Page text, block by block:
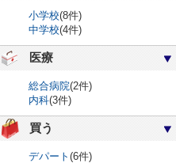
小学校(8件)
中学校(4件)
医療
総合病院(2件)
内科(3件)
買う
デパート (6件)